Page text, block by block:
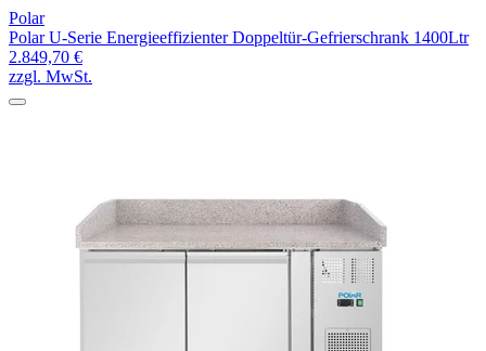
Polar
Polar U-Serie Energieeffizienter Doppeltür-Gefrierschrank 1400Ltr
2.849,70 €
zzgl. MwSt.